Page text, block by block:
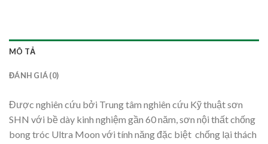
MÔ TẢ
ĐÁNH GIÁ (0)
Được nghiên cứu bởi Trung tâm nghiên cứu Kỹ thuật sơn
SHN với bề dày kinh nghiệm gần 60 năm, sơn nội thất chống
bong tróc Ultra Moon với tính năng đặc biệt chống lại thách